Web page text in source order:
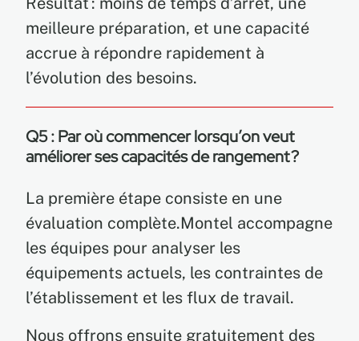
meilleure préparation, et une capacité
accrue à répondre rapidement à
l’évolution des besoins.
Q5 : Par où commencer lorsqu’on veut
améliorer ses capacités de rangement ?
La première étape consiste en une
évaluation complète.Montel accompagne
les équipes pour analyser les
équipements actuels, les contraintes de
l’établissement et les flux de travail.
Nous offrons ensuite gratuitement des